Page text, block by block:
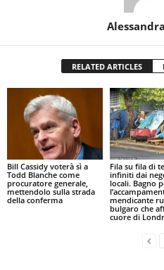
RELATED ARTICLES
Bill Cassidy voterà sì a
Todd Blanche come
procuratore generale,
mettendolo sulla strada
della conferma
Fila su fila di
infiniti dai
locali. Bagno
mendicante
bulgaro che
cuore di